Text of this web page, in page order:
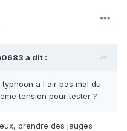
a dit :
a l air pas mal du
tension pour tester ?
prendre des jauges